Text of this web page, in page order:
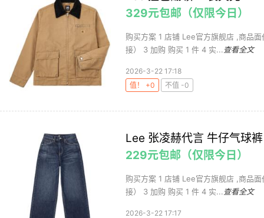
329元包邮（仅限今日）
购买方案 1 店铺 Lee官方旗舰店 ,商品
接） 3 加购 购买 1 件 4 实... 查看全文
2026-3-22 17:18
值！ +0
不值 -0
Lee 张凌赫代言 牛仔气球
229元包邮（仅限今日）
购买方案 1 店铺 Lee官方旗舰店 ,商品
接） 3 加购 购买 1 件 4 实... 查看全文
2026-3-22 17:17